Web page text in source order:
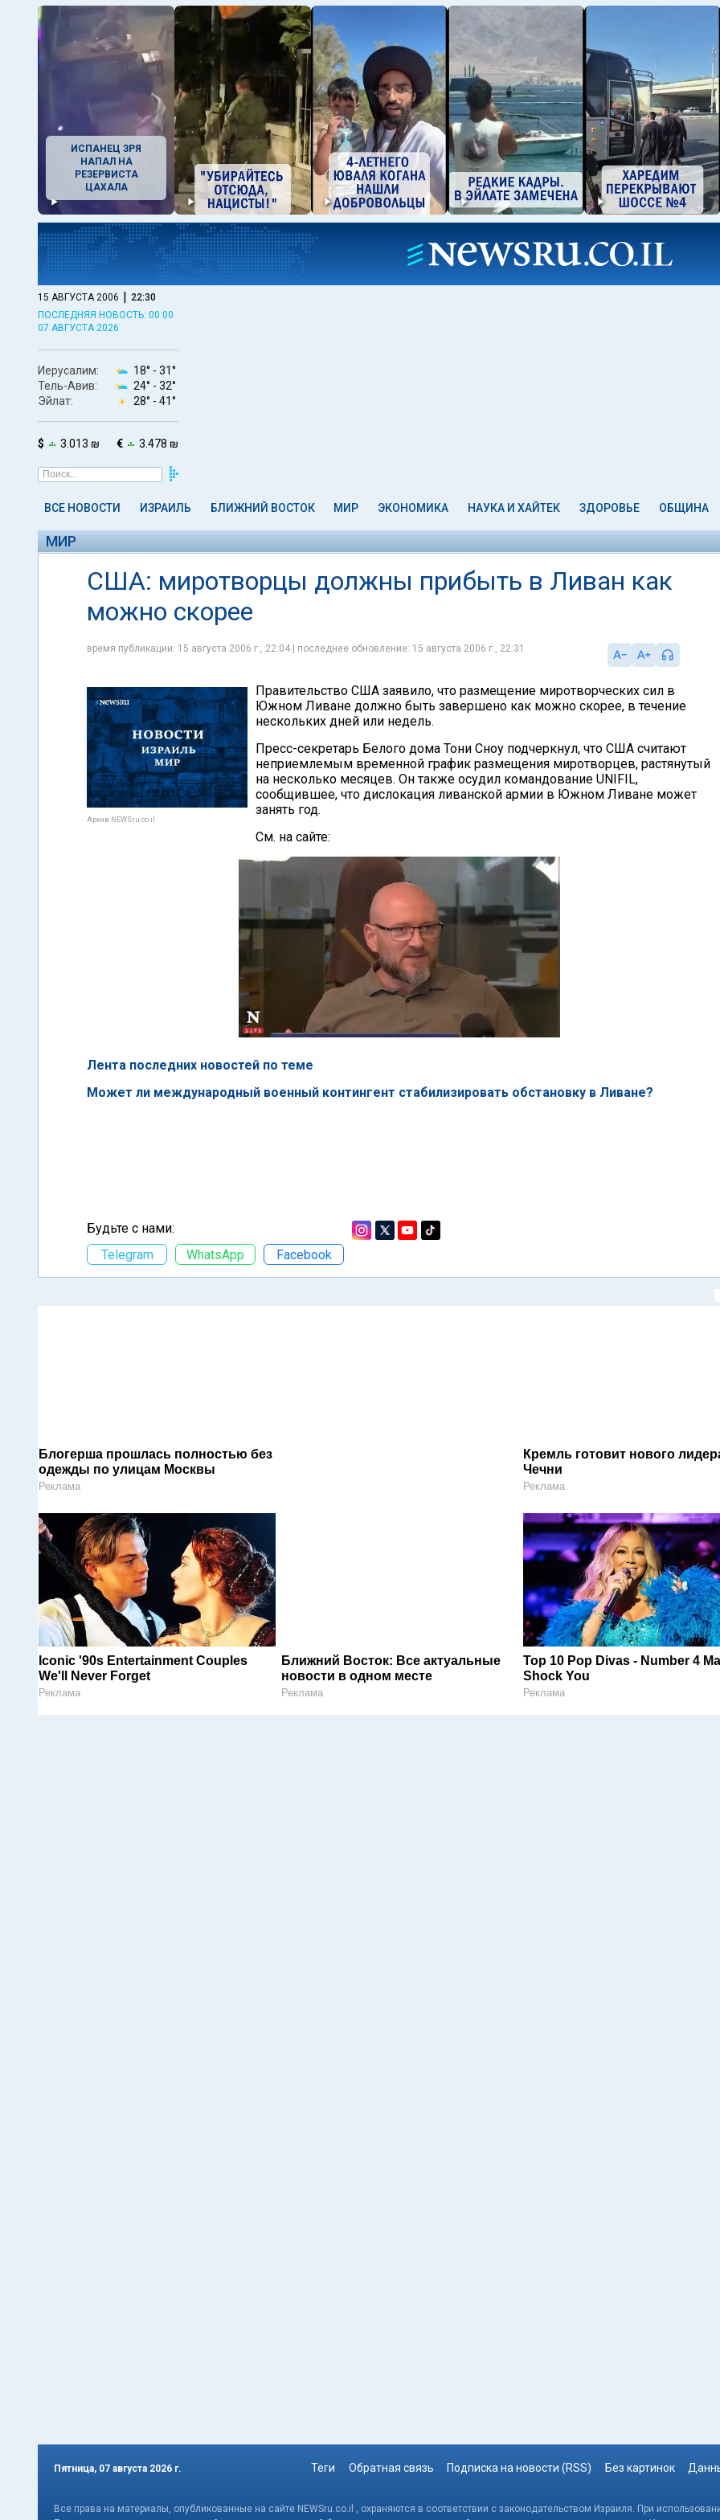
ИСПАНЕЦ ЗРЯ
НАПАЛ НА
РЕЗЕРВИСТА
ЦАХАЛА
15 АВГУСТА 2006 | 22:30
ПОСЛЕДНЯЯ НОВОСТЬ: 00:00
07 АВГУСТА 2026
Иерусалим: 18° - 31°
Тель-Авив:
24° - 32°
Эйлат:
28° - 41°
$ 3.013 ₪ € 3.478 ₪
ВСЕ НОВОСТИ ИЗРАИЛЬ БЛИЖНИЙ ВОСТОК МИР ЭКОНОМИКА НАУКА И ХАЙТЕК ЗДОРОВЬЕ ОБЩИНА
МИР
США: миротворцы должны прибыть в Ливан как
можно скорее
время публикации: 15 августа 2006 г., 22:04 | последнее обновление: 15 августа 2006 г., 22:31
Архив NEWSru.co.il
Правительство США заявило, что размещение миротворческих сил в
Южном Ливане должно быть завершено как можно скорее, в течение
нескольких дней или недель.
Пресс-секретарь Белого дома Тони Сноу подчеркнул, что США считают
неприемлемым временной график размещения миротворцев, растянутый
на несколько месяцев. Он также осудил командование UNIFIL,
сообщившее, что дислокация ливанской армии в Южном Ливане может
занять год.
См. на сайте:
Лента последних новостей по теме
Может ли международный военный контингент стабилизировать обстановку в Ливане?
Будьте с нами:
Telegram
WhatsApp Facebook
Блогерша прошлась полностью без
одежды по улицам Москвы
Реклама
Кремль готовит нового
Чечни
Реклама
Iconic '90s Entertainment Couples
We'll Never Forget
Реклама
Ближний Восток: Все актуальные
новости в одном месте
Реклама
Top 10 Pop Divas - Number 4
Shock You
Реклама
Пятница, 07 августа 2026 г. Теги Обратная связь Подписка на новости (RSS) Без картинок
Все права на материалы, опубликованные на сайте NEWSru.co.il , охраняются в соответствии с законодательством Израиля. При